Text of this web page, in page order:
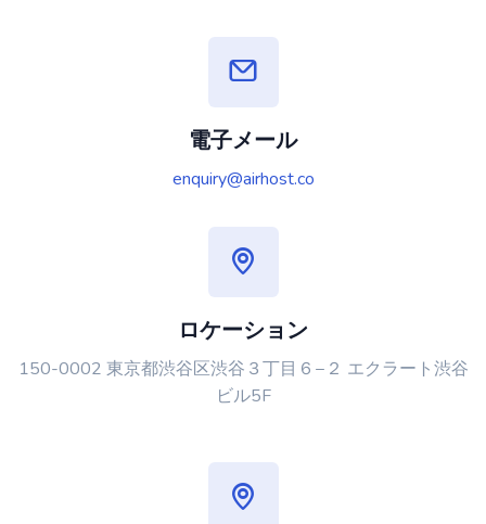
電子メール
enquiry@airhost.co
ロケーション
150-0002 東京都渋谷区渋谷３丁目６−２ エクラート渋谷
ビル5F